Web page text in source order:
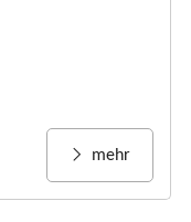
mehr